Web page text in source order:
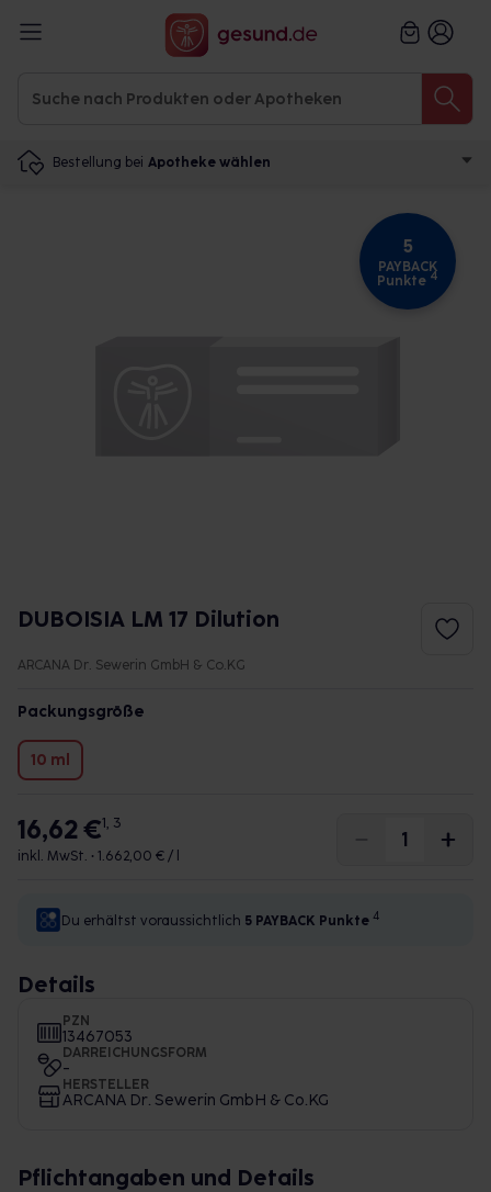
Bestellung bei Apotheke wählen
5
PAYBACK
Punkte 4
DUBOISIA LM 17 Dilution
ARCANA Dr. Sewerin GmbH & Co.KG
Packungsgröße
10 ml
16,62 €1, 3
inkl. MwSt. • 1.662,00 € / l
Du erhältst voraussichtlich 5 PAYBACK Punkte 4
Details
PZN
13467053
DARREICHUNGSFORM
-
HERSTELLER
ARCANA Dr. Sewerin GmbH & Co.KG
Pflichtangaben und Details